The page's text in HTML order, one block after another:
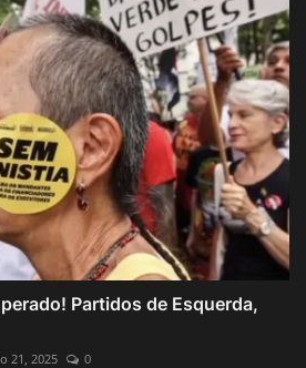
Partidos de Esquerda,
21, 2025 0